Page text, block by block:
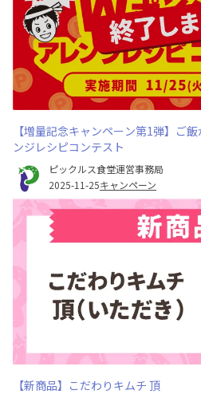
【増量記念キャンペーン第1弾】ご
ンジレシピコンテスト
ピックルス食堂運営事務局
2025-11-25キャンペーン
【新商品】こだわりキムチ 頂